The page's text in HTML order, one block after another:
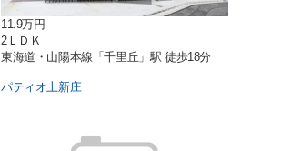
11.9万円
2ＬＤＫ
東海道・山陽本線「千里丘」駅 徒歩18分
パティオ上新庄